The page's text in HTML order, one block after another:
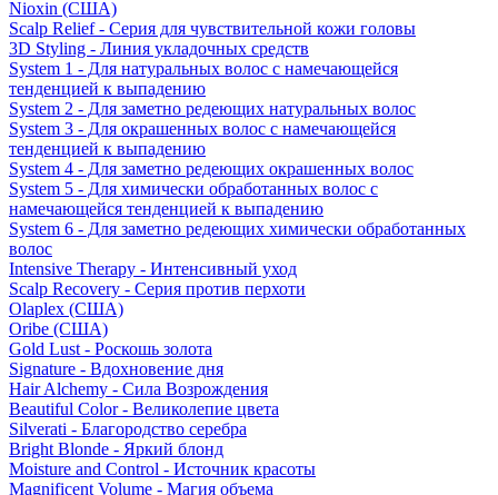
Nioxin (США)
Scalp Relief - Серия для чувствительной кожи головы
3D Styling - Линия укладочных средств
System 1 - Для натуральных волос с намечающейся
тенденцией к выпадению
System 2 - Для заметно редеющих натуральных волос
System 3 - Для окрашенных волос с намечающейся
тенденцией к выпадению
System 4 - Для заметно редеющих окрашенных волос
System 5 - Для химически обработанных волос с
намечающейся тенденцией к выпадению
System 6 - Для заметно редеющих химически обработанных
волос
Intensive Therapy - Интенсивный уход
Scalp Recovery - Серия против перхоти
Olaplex (США)
Oribe (США)
Gold Lust - Роскошь золота
Signature - Вдохновение дня
Hair Alchemy - Сила Возрождения
Beautiful Color - Великолепие цвета
Silverati - Благородство серебра
Bright Blonde - Яркий блонд
Moisture and Control - Источник красоты
Magnificent Volume - Магия объема